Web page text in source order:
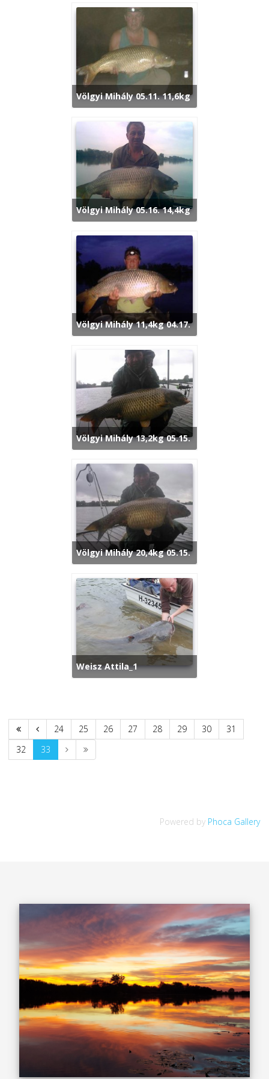
Völgyi Mihály 05.11. 11,6kg
Völgyi Mihály 05.16. 14,4kg
Völgyi Mihály 11,4kg 04.17.
Völgyi Mihály 13,2kg 05.15.
Völgyi Mihály 20,4kg 05.15.
Weisz Attila_1
24 25 26 27 28 29 30
31
32
33
Powered by Phoca Gallery